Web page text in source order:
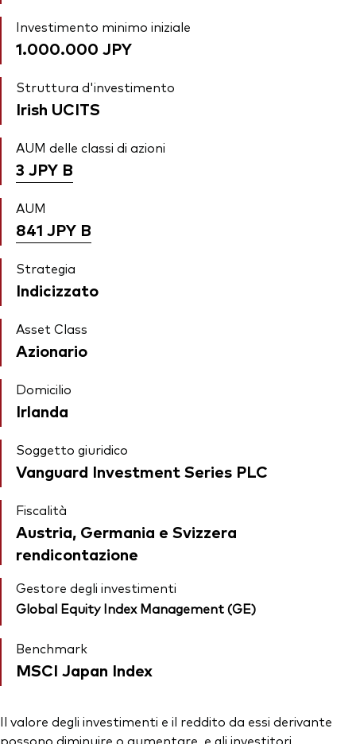
Investimento minimo iniziale
1.000.000 JPY
Struttura d'investimento
Irish UCITS
AUM delle classi di azioni
3 JPY B
AUM
841 JPY B
Strategia
Indicizzato
Asset Class
Azionario
Domicilio
Irlanda
Soggetto giuridico
Vanguard Investment Series PLC
Fiscalità
Austria, Germania e Svizzera
rendicontazione
Gestore degli investimenti
Global Equity Index Management (GE)
Benchmark
MSCI Japan Index
Il valore degli investimenti e il reddito da essi derivante
possono diminuire o aumentare, e gli investitori